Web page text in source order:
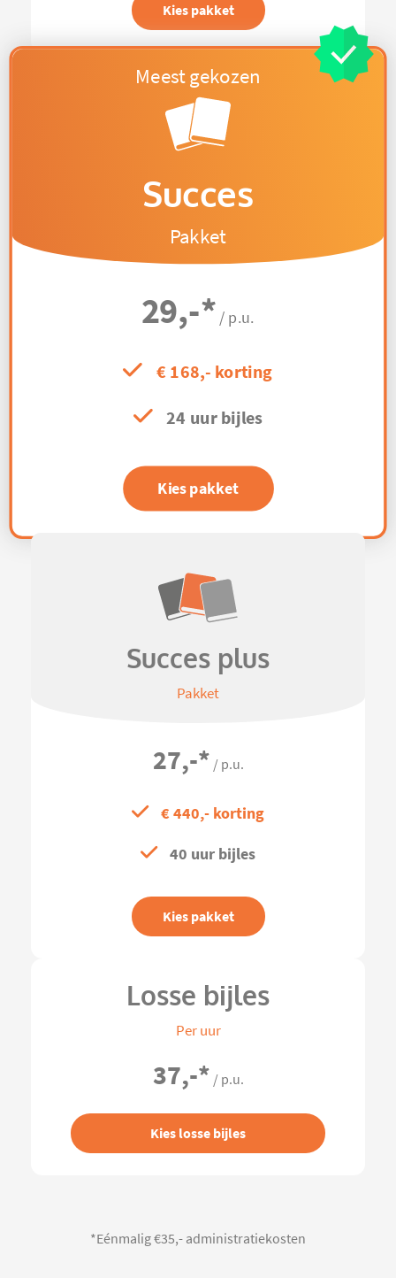
Kies pakket
Succes
Pakket
29,-* / p.u.
€ 168,- korting
24 uur bijles
Kies pakket
Succes plus
Pakket
27,-* / p.u.
€ 440,- korting
40 uur bijles
Kies pakket
Losse bijles
Per uur
37,-* / p.u.
Kies losse bijles
*Eénmalig €35,- administratiekosten